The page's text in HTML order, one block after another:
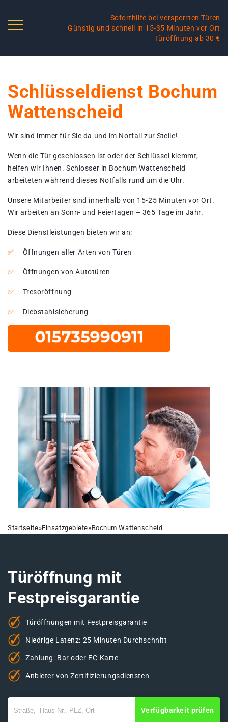
Soforthilfe bei versperrten Türen
Günstig und schnell in 15-35 Minuten vor Ort
Türöffnung ab 30 €
Schlüsseldienst Bochum
Wattenscheid
Wir sind immer für Sie da und im Notfall zur Stelle!
Wenn die Tür geschlossen ist oder der Schlüssel klemmt,
helfen wir Ihnen. Schlosser in Bochum Wattenscheid
arbeiteten während dieses Notfalls rund um die Uhr.
Unsere Mitarbeiter sind innerhalb von 15-25 Minuten vor Ort.
Wir arbeiten an Sonn- und Feiertagen – 365 Tage im Jahr.
Diese Dienstleistungen bieten wir an:
Öffnungen aller Arten von Türen
Öffnungen von Autotüren
Tresoröffnung
Diebstahlsicherung
Startseite»Einsatzgebiete»Bochum Wattenscheid
Türöffnung mit
Festpreisgarantie
Türöffnungen mit Festpreisgarantie
Niedrige Latenz: 25 Minuten Durchschnitt
Zahlung: Bar oder EC-Karte
Anbieter von Zertifizierungsdiensten
Verfügbarkeit prüfen